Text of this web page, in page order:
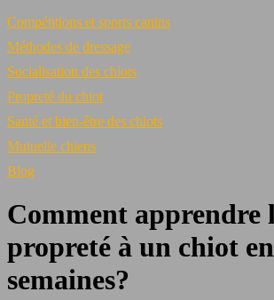
Compétitions et sports canins
Méthodes de dressage
Socialisation des chiots
Propreté du chiot
Santé et bien-être des chiots
Mutuelle chiens
Blog
Comment apprendre
propreté à un chiot
semaines?